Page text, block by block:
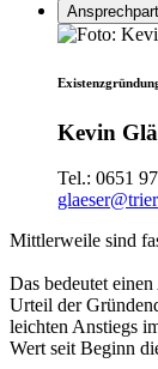
Kevin
Tel.: 0651
Mittlerweile sind
Das bedeutet
Urteil der
leichten Anstiegs
Wert seit Beginn